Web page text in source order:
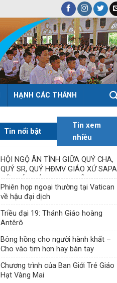
HẠNH CÁC THÁNH
Tin nổi bật
Tin xem
nhiều
HỘI NGỘ ÂN TÌNH GIỮA QUÝ CHA,
QUÝ SR, QUÝ HĐMV GIÁO XỨ SAPA
VỚI GIÁO XỨ THANH XUÂN
Phiên họp ngoại thường tại Vatican
về hậu đại dịch
Triều đại 19: Thánh Giáo hoàng
Antêrô
Bông hồng cho người hành khất –
Cho vào tim hơn hay bàn tay
Chương trình của Ban Giới Trẻ Giáo
Hạt Vàng Mai